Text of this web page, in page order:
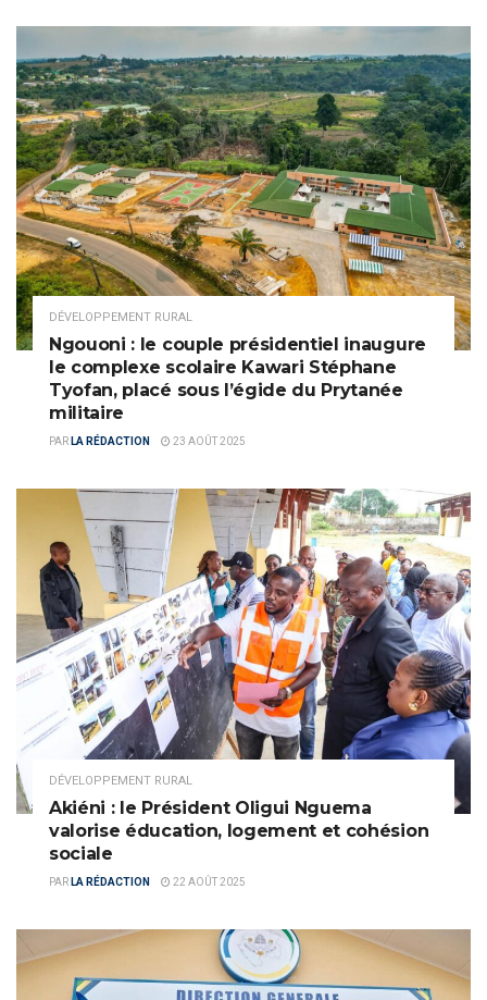
DÉVELOPPEMENT RURAL
Ngouoni : le couple présidentiel inaugure
le complexe scolaire Kawari Stéphane
Tyofan, placé sous l’égide du Prytanée
militaire
PAR LA RÉDACTION 23 AOÛT 2025
DÉVELOPPEMENT RURAL
Akiéni : le Président Oligui Nguema
valorise éducation, logement et cohésion
sociale
PAR LA RÉDACTION 22 AOÛT 2025